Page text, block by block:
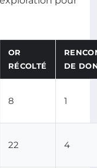
OR
RÉCOLTÉ
DE
8 1
22 4